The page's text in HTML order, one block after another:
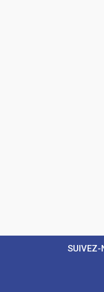
SUIVEZ-